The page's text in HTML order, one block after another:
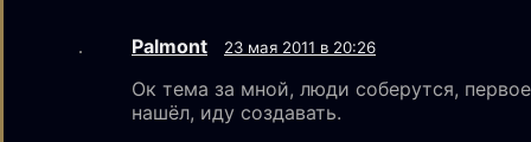
Palmont 23 мая 2011 в 20:26
Ок тема за мной, люди соберутся,
нашёл, иду создавать.